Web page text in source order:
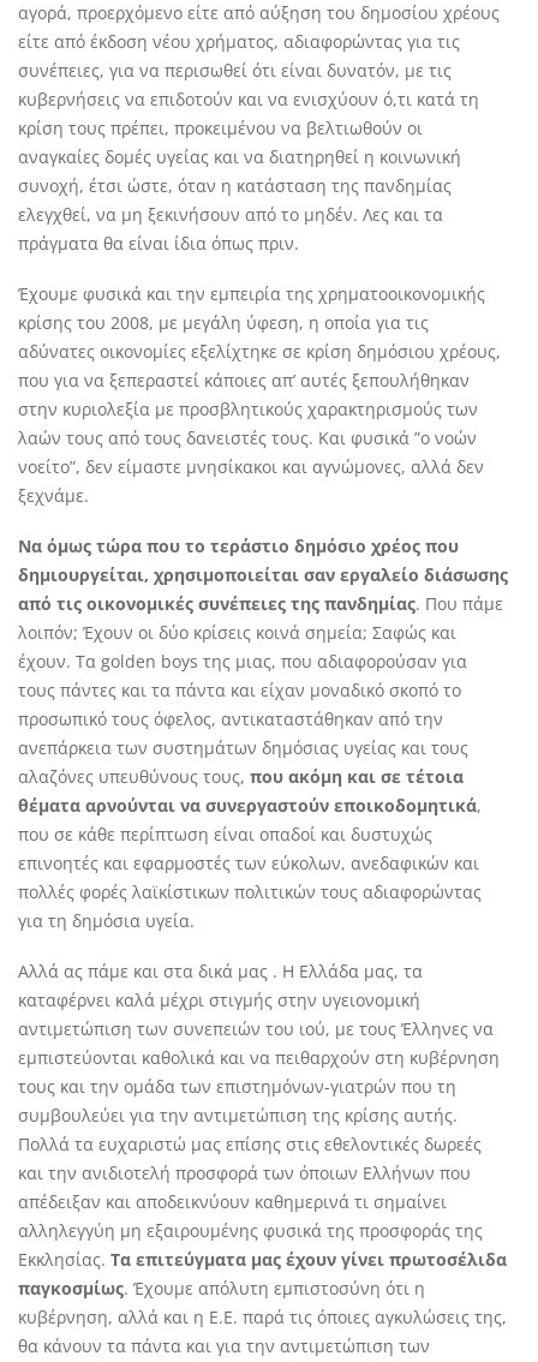
αγορά, προερχόμενο είτε από αύξηση του δημοσίου χρέους
είτε από έκδοση νέου χρήματος, αδιαφορώντας για τις
συνέπειες, για να περισωθεί ότι είναι δυνατόν, με τις
κυβερνήσεις να επιδοτούν και να ενισχύουν ό,τι κατά τη
κρίση τους πρέπει, προκειμένου να βελτιωθούν οι
αναγκαίες δομές υγείας και να διατηρηθεί η κοινωνική
συνοχή, έτσι ώστε, όταν η κατάσταση της πανδημίας
ελεγχθεί, να μη ξεκινήσουν από το μηδέν. Λες και τα
πράγματα θα είναι ίδια όπως πριν.
Έχουμε φυσικά και την εμπειρία της χρηματοοικονομικής
κρίσης του 2008, με μεγάλη ύφεση, η οποία για τις
αδύνατες οικονομίες εξελίχτηκε σε κρίση δημόσιου χρέους,
που για να ξεπεραστεί κάποιες απ’ αυτές ξεπουλήθηκαν
στην κυριολεξία με προσβλητικούς χαρακτηρισμούς των
λαών τους από τους δανειστές τους. Και φυσικά ”ο νοών
νοείτο”, δεν είμαστε μνησίκακοι και αγνώμονες, αλλά δεν
ξεχνάμε.
Να όμως τώρα που το τεράστιο δημόσιο χρέος που
δημιουργείται, χρησιμοποιείται σαν εργαλείο διάσωσης
από τις οικονομικές συνέπειες της πανδημίας. Που πάμε
λοιπόν; Έχουν οι δύο κρίσεις κοινά σημεία; Σαφώς και
έχουν. Τα golden boys της μιας, που αδιαφορούσαν για
τους πάντες και τα πάντα και είχαν μοναδικό σκοπό το
προσωπικό τους όφελος, αντικαταστάθηκαν από την
ανεπάρκεια των συστημάτων δημόσιας υγείας και τους
αλαζόνες υπευθύνους τους, που ακόμη και σε τέτοια
θέματα αρνούνται να συνεργαστούν εποικοδομητικά,
που σε κάθε περίπτωση είναι οπαδοί και δυστυχώς
επινοητές και εφαρμοστές των εύκολων, ανεδαφικών και
πολλές φορές λαϊκίστικων πολιτικών τους αδιαφορώντας
για τη δημόσια υγεία.
Αλλά ας πάμε και στα δικά μας . Η Ελλάδα μας, τα
καταφέρνει καλά μέχρι στιγμής στην υγειονομική
αντιμετώπιση των συνεπειών του ιού, με τους Έλληνες να
εμπιστεύονται καθολικά και να πειθαρχούν στη κυβέρνηση
τους και την ομάδα των επιστημόνων-γιατρών που τη
συμβουλεύει για την αντιμετώπιση της κρίσης αυτής.
Πολλά τα ευχαριστώ μας επίσης στις εθελοντικές δωρεές
και την ανιδιοτελή προσφορά των όποιων Ελλήνων που
απέδειξαν και αποδεικνύουν καθημερινά τι σημαίνει
αλληλεγγύη μη εξαιρουμένης φυσικά της προσφοράς της
Εκκλησίας. Τα επιτεύγματα μας έχουν γίνει πρωτοσέλιδα
παγκοσμίως. Έχουμε απόλυτη εμπιστοσύνη ότι η
κυβέρνηση, αλλά και η Ε.Ε. παρά τις όποιες αγκυλώσεις της,
θα κάνουν τα πάντα και για την αντιμετώπιση των